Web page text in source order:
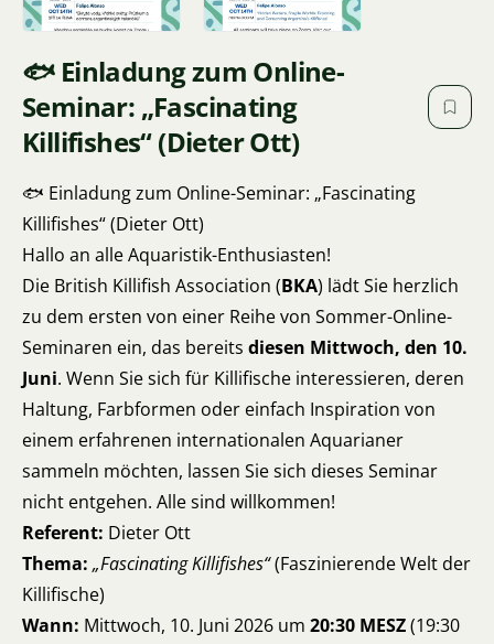
🐟 Einladung zum Online-
Seminar: „Fascinating
Killifishes“ (Dieter Ott)
🐟 Einladung zum Online-Seminar: „Fascinating
Killifishes“ (Dieter Ott)
Hallo an alle Aquaristik-Enthusiasten!
Die British Killifish Association (BKA) lädt Sie herzlich
zu dem ersten von einer Reihe von Sommer-Online-
Seminaren ein, das bereits diesen Mittwoch, den 10.
Juni. Wenn Sie sich für Killifische interessieren, deren
Haltung, Farbformen oder einfach Inspiration von
einem erfahrenen internationalen Aquarianer
sammeln möchten, lassen Sie sich dieses Seminar
nicht entgehen. Alle sind willkommen!
Referent: Dieter Ott
Thema: „Fascinating Killifishes“(Faszinierende Welt der
Killifische)
Wann: Mittwoch, 10. Juni 2026 um 20:30 MESZ(19:30